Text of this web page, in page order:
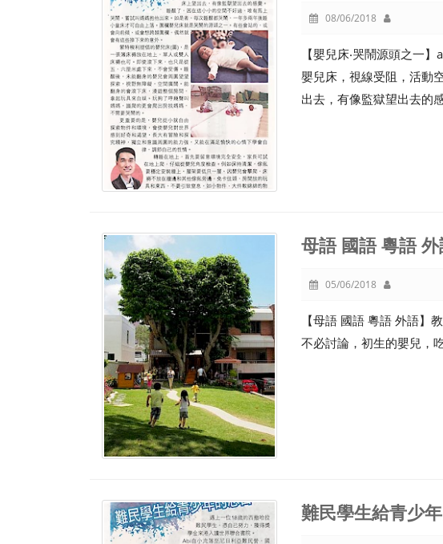
08/06/2018
【嬰兒床‧哭鬧源頭之一
嬰兒床，視線受阻，活動
出去，有像監獄望出去的感
母語 國語 粵語
05/06/2018
【母語 國語 粵語 外語
不必討論，初生的嬰兒，
難民學生給青少